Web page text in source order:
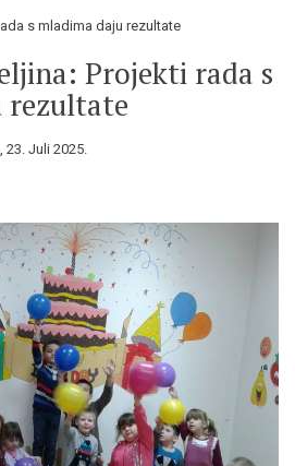
s mladima daju rezultate
Projekti rada s
rezultate
23. Juli 2025.